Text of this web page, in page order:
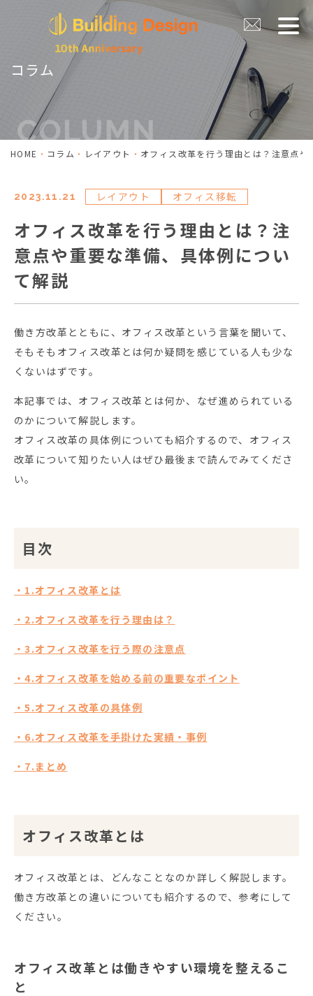
コラム
HOME コラム レイアウト オフィス改革を行う理由とは？注意点
2023.11.21 レイアウト オフィス移転
オフィス改革を行う理由とは？注
意点や重要な準備、具体例につい
て解説
働き方改革とともに、オフィス改革という言葉を聞いて、
そもそもオフィス改革とは何か疑問を感じている人も少な
くないはずです。
本記事では、オフィス改革とは何か、なぜ進められている
のかについて解説します。
オフィス改革の具体例についても紹介するので、オフィス
改革について知りたい人はぜひ最後まで読んでみてくださ
い。
目次
・1.オフィス改革とは
・2.オフィス改革を行う理由は？
・3.オフィス改革を行う際の注意点
・4.オフィス改革を始める前の重要なポイント
・5.オフィス改革の具体例
・6.オフィス改革を手掛けた実績・事例
・7.まとめ
オフィス改革とは
オフィス改革とは、どんなことなのか詳しく解説します。
働き方改革との違いについても紹介するので、参考にして
ください。
オフィス改革とは働きやすい環境を整えるこ
と